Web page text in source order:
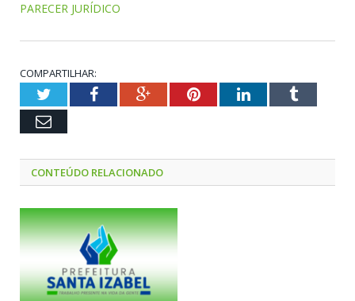
PARECER JURÍDICO
COMPARTILHAR:
TwitterFacebookGoogle+PinterestLinkedInTumblr
Email
CONTEÚDO RELACIONADO